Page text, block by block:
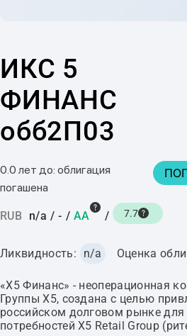
ИКС 5
ФИНАНС
обб2П03
0.0 лет до: облигация
погашена
RUB n/a / - / AA / 7.7
Ликвидность: n/a Оценка
«X5 Финанс» - неоперационная
Группы Х5, создана с целью
российском долговом рынке
потребностей X5 Retail Group